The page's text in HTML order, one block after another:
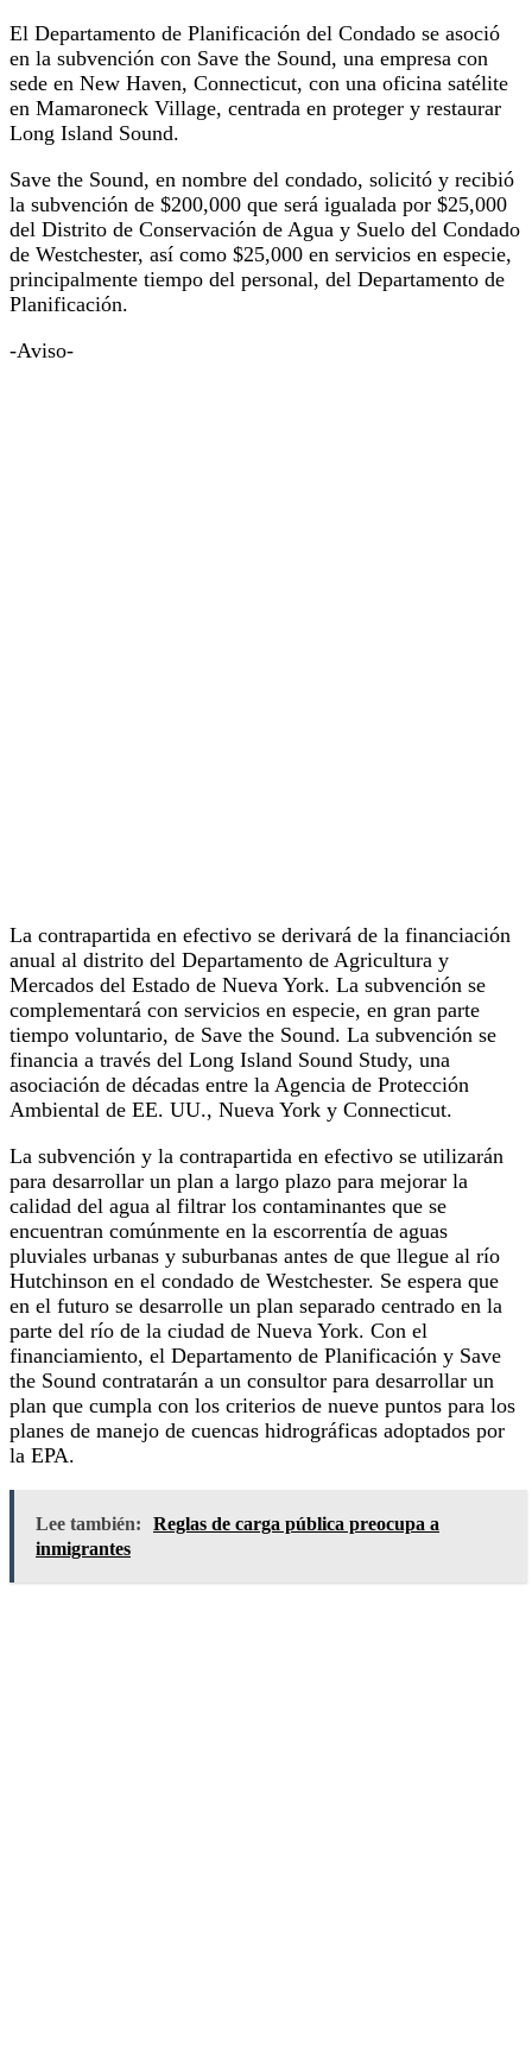
El Departamento de Planificación del Condado se asoció
en la subvención con Save the Sound, una empresa con
sede en New Haven, Connecticut, con una oficina satélite
en Mamaroneck Village, centrada en proteger y restaurar
Long Island Sound.
Save the Sound, en nombre del condado, solicitó y recibió
la subvención de $200,000 que será igualada por $25,000
del Distrito de Conservación de Agua y Suelo del Condado
de Westchester, así como $25,000 en servicios en especie,
principalmente tiempo del personal, del Departamento de
Planificación.
-Aviso-
La contrapartida en efectivo se derivará de la financiación
anual al distrito del Departamento de Agricultura y
Mercados del Estado de Nueva York. La subvención se
complementará con servicios en especie, en gran parte
tiempo voluntario, de Save the Sound. La subvención se
financia a través del Long Island Sound Study, una
asociación de décadas entre la Agencia de Protección
Ambiental de EE. UU., Nueva York y Connecticut.
La subvención y la contrapartida en efectivo se utilizarán
para desarrollar un plan a largo plazo para mejorar la
calidad del agua al filtrar los contaminantes que se
encuentran comúnmente en la escorrentía de aguas
pluviales urbanas y suburbanas antes de que llegue al río
Hutchinson en el condado de Westchester. Se espera que
en el futuro se desarrolle un plan separado centrado en la
parte del río de la ciudad de Nueva York. Con el
financiamiento, el Departamento de Planificación y Save
the Sound contratarán a un consultor para desarrollar un
plan que cumpla con los criterios de nueve puntos para los
planes de manejo de cuencas hidrográficas adoptados por
la EPA.
Lee también:
Reglas de carga pública preocupa a
inmigrantes